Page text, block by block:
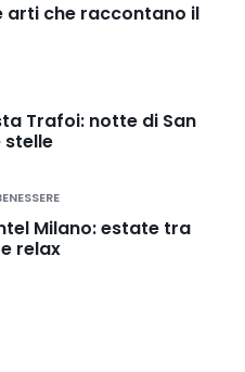
arti che raccontano il
Trafoi: notte di San
stelle
Milano: estate tra
relax